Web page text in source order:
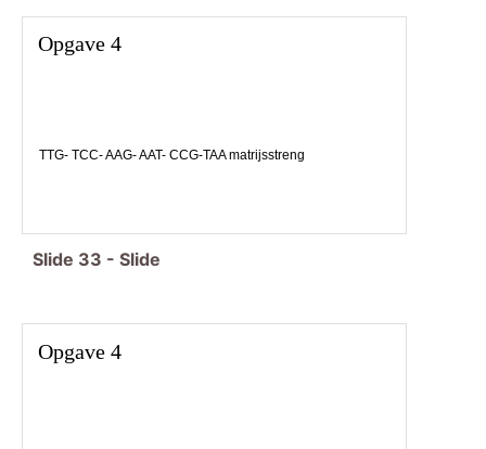
Opgave 4
TTG- TCC- AAG- AAT- CCG-TAA matrijsstreng
Slide 33 - Slide
Opgave 4